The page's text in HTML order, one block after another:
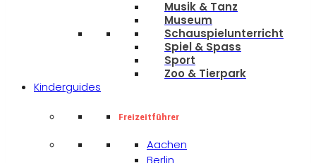
Musik & Tanz
Museum
Schauspielunterricht
Spiel & Spass
Sport
Zoo & Tierpark
Kinderguides
Freizeitführer
Aachen
Berlin